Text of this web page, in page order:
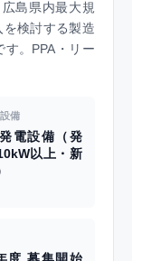
広島県内最大規
検討する製造
。PPA・リー
備
電設備（発
以上・新